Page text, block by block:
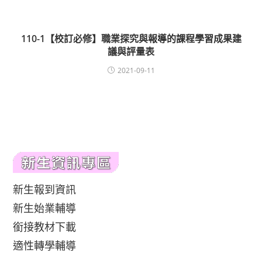
110-1【校訂必修】職業探究與報導的課程學習成果建
議與評量表
2021-09-11
新生報到資訊
新生始業輔導
銜接教材下載
適性轉學輔導